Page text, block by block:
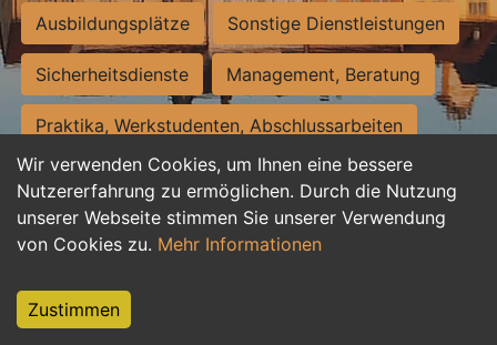
Wir verwenden Cookies, um Ihnen eine bessere
Nutzererfahrung zu ermöglichen. Durch die Nutzung
unserer Webseite stimmen Sie unserer Verwendung
von Cookies zu. Mehr Informationen
Zustimmen
Ausbildungsplätze Sonstige Dienstleistungen
Sicherheitsdienste Management, Beratung
Praktika, Werkstudenten, Abschlussarbeiten
Personalwesen Assistenz, Sekretariat
Hilfskräfte, Aushilfs- und Nebenjobs
Weiterbildung, Studium, duale Ausbildung